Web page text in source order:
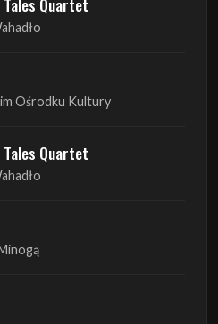
Ośrodku Kultury
Quartet